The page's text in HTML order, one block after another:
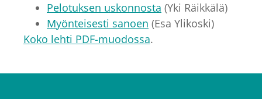
Pelotuksen uskonnosta (Yki Räikkälä)
Myönteisesti sanoen (Esa Ylikoski)
Koko lehti PDF-muodossa.